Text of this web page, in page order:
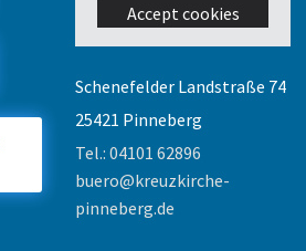
Accept cookies
Schenefelder Landstraße 74
25421 Pinneberg
Tel.: 04101 62896
buero@kreuzkirche-
pinneberg.de